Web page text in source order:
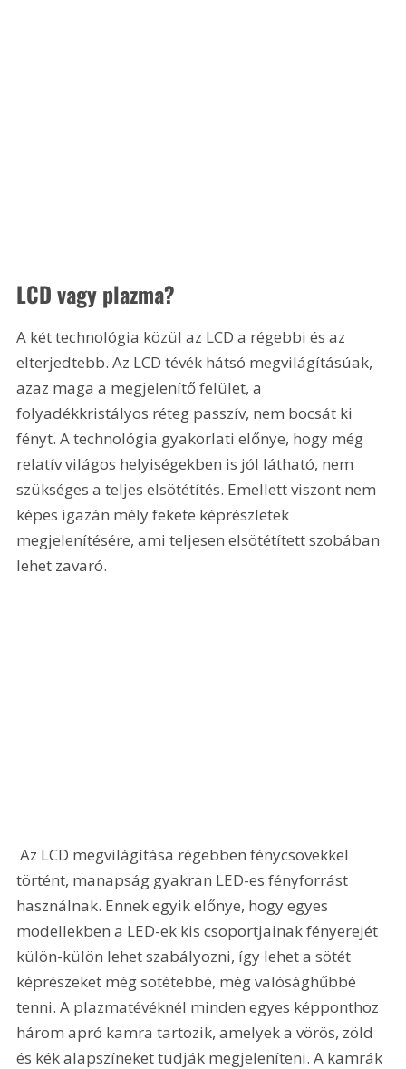
LCD vagy plazma?
A két technológia közül az LCD a régebbi és az
elterjedtebb. Az LCD tévék hátsó megvilágításúak,
azaz maga a megjelenítő felület, a
folyadékkristályos réteg passzív, nem bocsát ki
fényt. A technológia gyakorlati előnye, hogy még
relatív világos helyiségekben is jól látható, nem
szükséges a teljes elsötétítés. Emellett viszont nem
képes igazán mély fekete képrészletek
megjelenítésére, ami teljesen elsötétített szobában
lehet zavaró.
Az LCD megvilágítása régebben fénycsövekkel
történt, manapság gyakran LED-es fényforrást
használnak. Ennek egyik előnye, hogy egyes
modellekben a LED-ek kis csoportjainak fényerejét
külön-külön lehet szabályozni, így lehet a sötét
képrészeket még sötétebbé, még valósághűbbé
tenni. A plazmatévéknél minden egyes képponthoz
három apró kamra tartozik, amelyek a vörös, zöld
és kék alapszíneket tudják megjeleníteni. A kamrák